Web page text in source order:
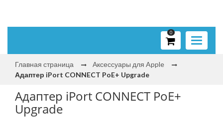
Toggle
0
Главная страница
Аксессуары для Apple
Адаптер iPort CONNECT PoE+ Upgrade
Адаптер iPort CONNECT PoE+
Upgrade